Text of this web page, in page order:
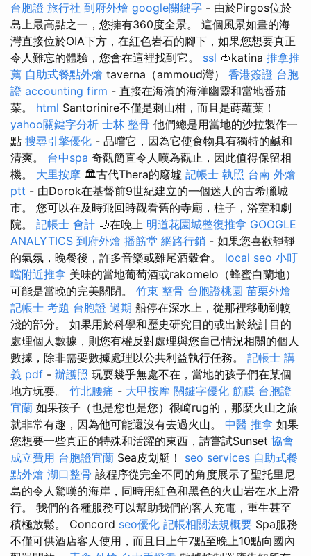
台胞證 旅行社 到府外燴 google關鍵字 - 由於Pirgos位於
島上最高點之一，您擁有360度全景。 這個風景如畫的海
灣直接位於OIA下方，在紅色岩石的腳下，如果您想要真正
令人難忘的體驗，您會在這裡找到它。 ssl 🍅katina 推拿推
薦 自助式餐點外燴 taverna（ammoud灣） 香港簽證 台胞
證 accounting firm - 直接在海濱的海洋幽靈和當地番茄
菜。 html Santorinire不僅是刺山柑，而且是蒔蘿葉！
yahoo關鍵字分析 士林 整骨 他們總是用當地的沙拉製作一
點 搜尋引擎優化 - 品嚐它，因為它使食物具有獨特的鹹和
清爽。 台中spa 奇觀簡直令人嘆為觀止，因此值得保留相
機。 大里按摩 🏛️古代Thera的廢墟 記帳士 執照 台南 外燴
ptt - 由Dorok在基督前9世紀建立的一個迷人的古希臘城
市。 您可以在及時飛回時觀看舊的寺廟，柱子，浴室和劇
院。 記帳士 會計 🌙在晚上 明道花園城整復推拿 GOOGLE
ANALYTICS 到府外燴 播筋堂 網路行銷 - 如果您喜歡靜靜
的氣氛，晚餐後，許多音樂或雞尾酒穀倉。 local seo 小叮
噹附近推拿 美味的當地葡萄酒或rakomelo（蜂蜜白蘭地）
可能是當晚的完美關閉。 竹東 整骨 台胞證桃園 苗栗外燴
記帳士 考題 台胞證 過期 船停在深水上，從那裡移動到較
淺的部分。 如果用於科學和歷史研究目的或出於統計目的
處理個人數據，則您有權反對處理與您自己情況相關的個人
數據，除非需要數據處理以公共利益執行任務。 記帳士 講
義 pdf - 辦護照 玩耍幾乎無處不在，當地的孩子們在某個
地方玩耍。 竹北腰痛 - 大甲按摩 關鍵字優化 筋膜 台胞證
宜蘭 如果孩子（也是您也是您）很崎rug的，那麼火山之旅
就非常有趣，因為他可能還沒有去過火山。 中醫 推拿 如果
您想要一些真正的特殊和活躍的東西，請嘗試Sunset 協會
成立費用 台胞證宜蘭 Sea皮划艇！ seo services 自助式餐
點外燴 湖口整骨 該程序從完全不同的角度展示了聖托里尼
島的令人驚嘆的海岸，同時用紅色和黑色的火山岩在水上滑
行。 我們的各種服務可以幫助我們的客人充電，重生甚至
積極放鬆。 Concord seo優化 記帳相關法規概要 Spa服務
不僅可供酒店客人使用，而且日上午7點至晚上10點向國內